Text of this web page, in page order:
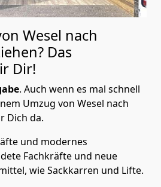
Wesel nach
Das
Dir!
. Auch wenn es mal schnell
Umzug von Wesel nach
Dich da.
und modernes
Fachkräfte und neue
wie Sackkarren und Lifte.